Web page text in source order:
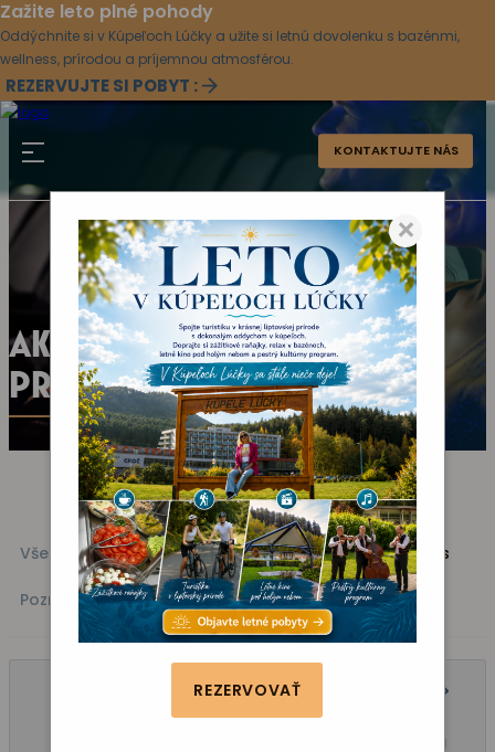
Zažite leto plné pohody
Oddýchnite si v Kúpeľoch Lúčky a užite si letnú dovolenku s bazénmi,
wellness, prírodou a príjemnou atmosférou.
REZERVUJTE SI POBYT :
×
REZERVOVAŤ
KONTAKTUJTE NÁS
AKTUÁLNY KULTÚRNY
PROGRAM
Všetky akcie Kino Vystúpenie Zábava Fitness
Poznávanie
JÚN 2025
N